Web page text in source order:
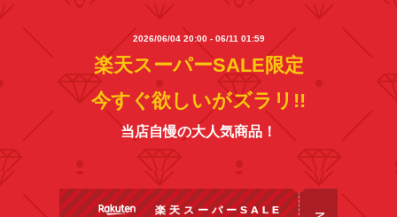
2026/06/04 20:00 - 06/11 01:59
楽天スーパーSALE限定
今すぐ欲しいがズラリ!!
当店自慢の大人気商品！